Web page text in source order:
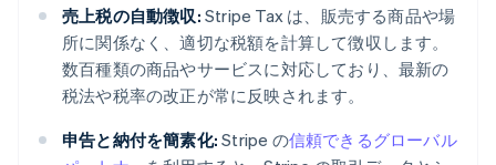
売上税の自動徴収: Stripe Tax は、販売する商品や場
所に関係なく、適切な税額を計算して徴収します。
数百種類の商品やサービスに対応しており、最新の
税法や税率の改正が常に反映されます。
申告と納付を簡素化: Stripe の信頼できるグローバル
ギリシア
English
クロアチア
EnglishItaliano
ジブラルタル
English
シンガポール